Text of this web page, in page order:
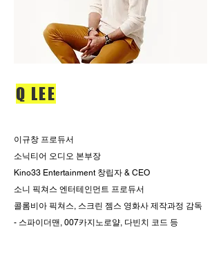
Q LEE
이규창 프로듀서
​소닉티어 오디오 본부장
Kino33 Entertainment 창립자 & CEO
소니 픽쳐스 엔터테인먼트 프로듀서
콜롬비아 픽쳐스, 스크린 젬스 영화사 제작과정 감독
- 스파이더맨, 007카지노로얄, 다빈치 코드 등